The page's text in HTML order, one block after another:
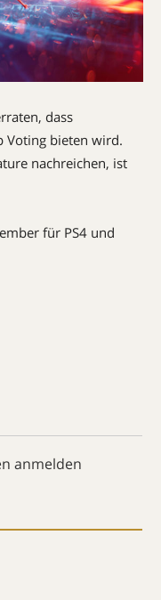
dass
Voting bieten wird.
nachreichen, ist
für PS4 und
anmelden